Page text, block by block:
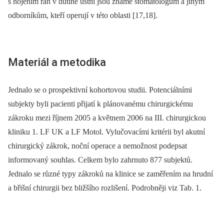
odborníkům, kteří operují v této oblasti [17,18].
Materiál a metodika
Jednalo se o prospektivní kohortovou studii. Potenciálními
subjekty byli pacienti přijatí k plánovanému chirurgickému
zákroku mezi říjnem 2005 a květnem 2006 na III. chirurgickou
kliniku 1. LF UK a LF Motol. Vylučovacími kritérii byl akutní
chirurgický zákrok, noční operace a nemožnost podepsat
informovaný souhlas. Celkem bylo zahrnuto 877 subjektů.
Jednalo se různé typy zákroků na klinice se zaměřením na hrudní
a břišní chirurgii bez bližšího rozlišení. Podrobněji viz Tab. 1.